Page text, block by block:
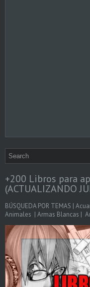
+200 Libros para
(ACTUALIZANDO
BÚSQUEDA POR TEMAS |
Animales | Armas Blancas |